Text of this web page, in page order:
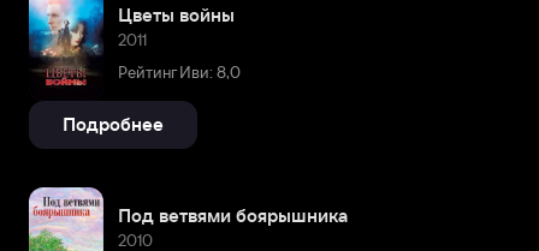
Цветы войны
2011
Рейтинг Иви: 8,0
Подробнее
Под ветвями боярышника
2010